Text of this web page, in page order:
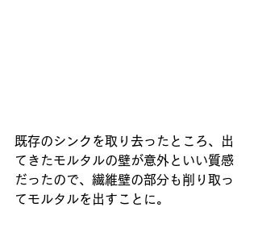
既存のシンクを取り去ったところ、出
てきたモルタルの壁が意外といい質感
だったので、繊維壁の部分も削り取っ
てモルタルを出すことに。